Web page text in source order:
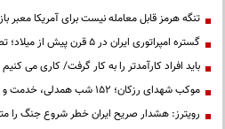
تنگه هرمز قابل معامله نیست برای آمریکا معبر
گستره امپراتوری ایران در ۵ قرن پیش از میلاد؛ تصویری از ایران ۲۵ قرن پیش
باید افراد کارآمدتر را به کار گرفت/ کاری می
موکب شهدای رزکان؛ ۱۵۲ شب همدلی، خدمت و میزبانی از مردم ولایت‌مدار شهریار
رویترز: هشدار صریح ایران خطر شروع جنگ را